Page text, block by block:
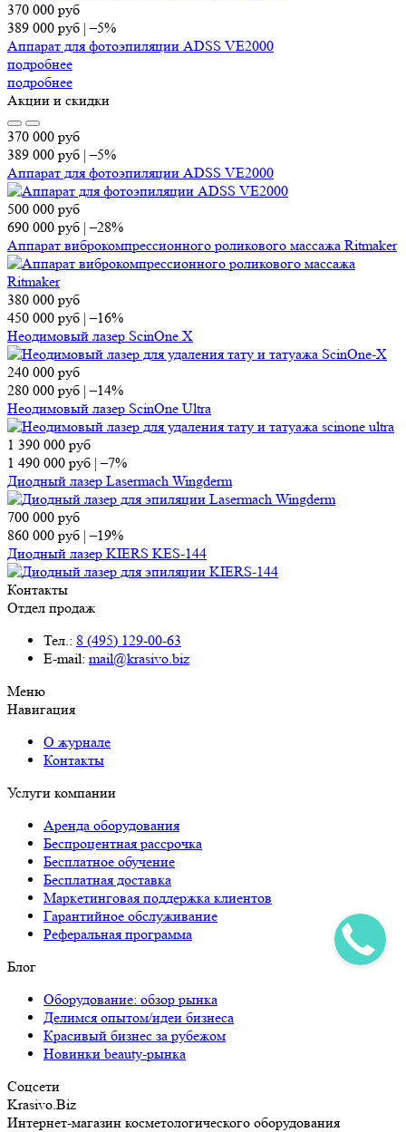
370 000 руб
389 000 руб |–5%
Аппарат для фотоэпиляции ADSS VE2000
подробнее
подробнее
Акции и скидки
370 000 руб
389 000 руб |–5%
Аппарат для фотоэпиляции ADSS VE2000
500 000 руб
690 000 руб |–28%
Аппарат виброкомпрессионного роликового массажа Ritmaker
380 000 руб
450 000 руб |–16%
Неодимовый лазер ScinOne X
240 000 руб
280 000 руб |–14%
Неодимовый лазер ScinOne Ultra
1 390 000 руб
1 490 000 руб |–7%
Диодный лазер Lasermach Wingderm
700 000 руб
860 000 руб |–19%
Диодный лазер KIERS KES-144
Контакты
Отдел продаж
Тел.: 8 (495) 129-00-63
E-mail: mail@krasivo.biz
Меню
Навигация
О журнале
Контакты
Услуги компании
Аренда оборудования
Беспроцентная рассрочка
Бесплатное обучение
Бесплатная доставка
Маркетинговая поддержка клиентов
Гарантийное обслуживание
Реферальная программа
Блог
Оборудование: обзор рынка
Делимся опытом/идеи бизнеса
Красивый бизнес за рубежом
Новинки beauty-рынка
Соцсети
Krasivo.Biz
Интернет-магазин косметологического оборудования